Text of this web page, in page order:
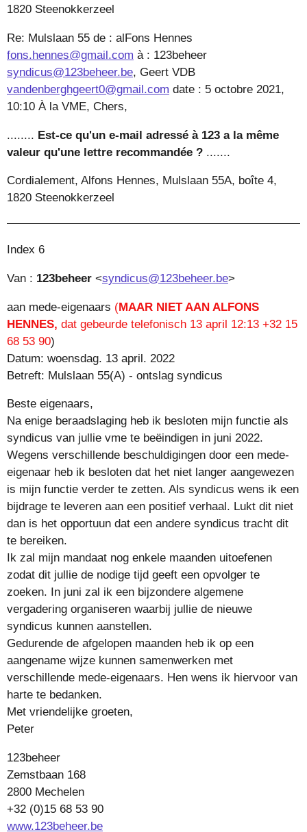
1820 Steenokkerzeel
Re: Mulslaan 55 de : alFons Hennes
fons.hennes@gmail.com à : 123beheer
syndicus@123beheer.be, Geert VDB
vandenberghgeert0@gmail.com date : 5 octobre 2021,
10:10 À la VME, Chers,
........ Est-ce qu'un e-mail adressé à 123 a la même
valeur qu'une lettre recommandée ? .......
Cordialement, Alfons Hennes, Mulslaan 55A, boîte 4,
1820 Steenokkerzeel
Index 6
Van : 123beheer <syndicus@123beheer.be>
aan mede-eigenaars (MAAR NIET AAN ALFONS
HENNES, dat gebeurde telefonisch 13 april 12:13 +32 15
68 53 90)
Datum: woensdag. 13 april. 2022
Betreft: Mulslaan 55(A) - ontslag syndicus
Beste eigenaars,
Na enige beraadslaging heb ik besloten mijn functie als
syndicus van jullie vme te beëindigen in juni 2022.
Wegens verschillende beschuldigingen door een mede-
eigenaar heb ik besloten dat het niet langer aangewezen
is mijn functie verder te zetten. Als syndicus wens ik een
bijdrage te leveren aan een positief verhaal. Lukt dit niet
dan is het opportuun dat een andere syndicus tracht dit
te bereiken.
Ik zal mijn mandaat nog enkele maanden uitoefenen
zodat dit jullie de nodige tijd geeft een opvolger te
zoeken. In juni zal ik een bijzondere algemene
vergadering organiseren waarbij jullie de nieuwe
syndicus kunnen aanstellen.
Gedurende de afgelopen maanden heb ik op een
aangename wijze kunnen samenwerken met
verschillende mede-eigenaars. Hen wens ik hiervoor van
harte te bedanken.
Met vriendelijke groeten,
Peter
123beheer
Zemstbaan 168
2800 Mechelen
+32 (0)15 68 53 90
www.123beheer.be